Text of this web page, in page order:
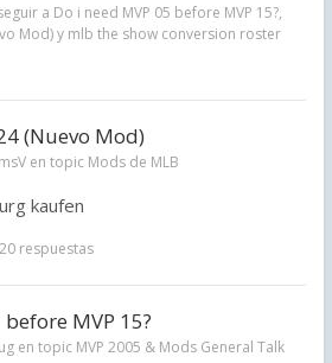
a Do i need MVP 05 before MVP 15?,
Mod)y mlb the show conversion roster
(Nuevo Mod)
en topic Mods de MLB
kaufen
20 respuestas
MVP 15?
en topic MVP 2005 & Mods General Talk